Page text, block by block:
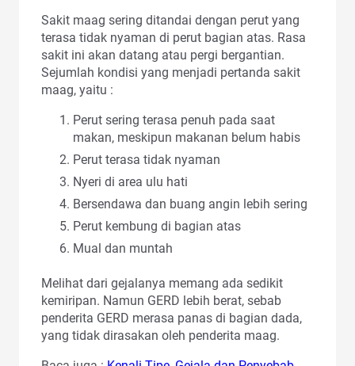
Sakit maag sering ditandai dengan perut yang
terasa tidak nyaman di perut bagian atas. Rasa
sakit ini akan datang atau pergi bergantian.
Sejumlah kondisi yang menjadi pertanda sakit
maag, yaitu :
Perut sering terasa penuh pada saat
makan, meskipun makanan belum habis
Perut terasa tidak nyaman
Nyeri di area ulu hati
Bersendawa dan buang angin lebih sering
Perut kembung di bagian atas
Mual dan muntah
Melihat dari gejalanya memang ada sedikit
kemiripan. Namun GERD lebih berat, sebab
penderita GERD merasa panas di bagian dada,
yang tidak dirasakan oleh penderita maag.